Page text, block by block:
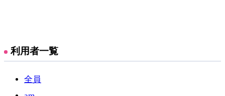
利用者一覧
全員